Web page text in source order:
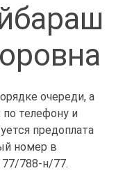
очереди, а
телефону и
предоплата
номер в
77/788-н/77.